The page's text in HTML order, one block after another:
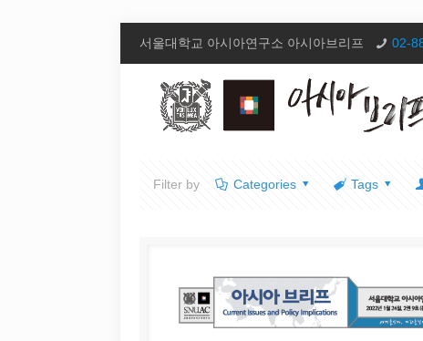
서울대학교 아시아연구소 아시아브리프 02-
Filter by Categories Tags